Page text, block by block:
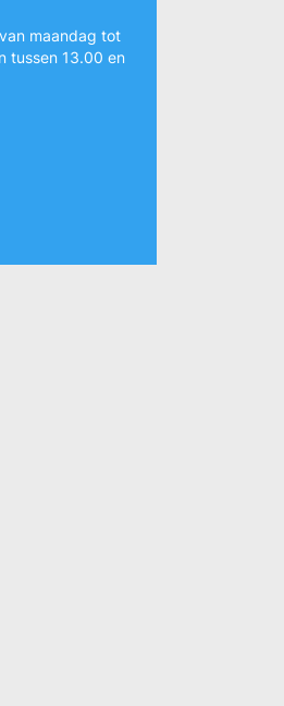
maandag tot
tussen 13.00 en